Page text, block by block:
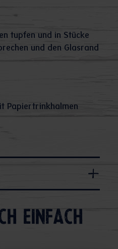
tupfen und in Stücke
und den Glasrand
Papiertrinkhalmen
einfach